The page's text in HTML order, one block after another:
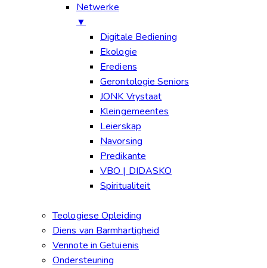
Netwerke
▼
Digitale Bediening
Ekologie
Erediens
Gerontologie Seniors
JONK Vrystaat
Kleingemeentes
Leierskap
Navorsing
Predikante
VBO | DIDASKO
Spiritualiteit
Teologiese Opleiding
Diens van Barmhartigheid
Vennote in Getuienis
Ondersteuning